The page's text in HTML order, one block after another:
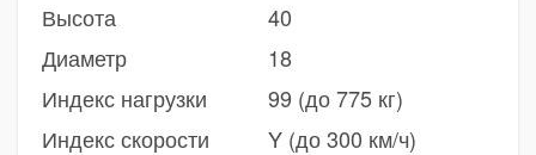
Высота
40
Диаметр
18
Индекс нагрузки
99 (до 775 кг)
Индекс скорости
Y (до 300 км/ч)